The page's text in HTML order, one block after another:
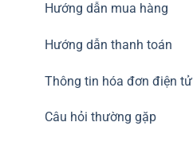
Hướng dẫn mua hàng
Hướng dẫn thanh toán
Thông tin hóa đơn điện tử
Câu hỏi thường gặp